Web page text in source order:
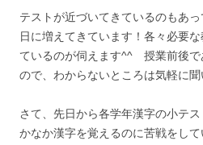
テストが近づいてきているのもあ
日に増えてきています！各々必要
ているのが伺えます^^ 授業前後で
ので、わからないところは気軽に聞
さて、先日から各学年漢字の小テ
かなか漢字を覚えるのに苦戦をし